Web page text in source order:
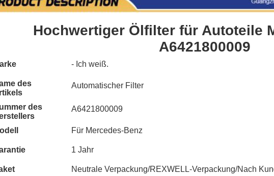
Hochwertiger Ölfilter für Autoteile
A6421800009
- Ich weiß.
des
Automatischer Filter
des
A6421800009
Für Mercedes-Benz
1 Jahr
Neutrale Verpackung/REXWELL-Verpackung/Nach